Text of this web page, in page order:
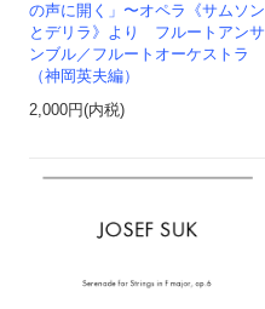
の声に開く」〜オペラ《サムソン
とデリラ》より フルートアンサ
ンブル／フルートオーケストラ
（神岡英夫編）
2,000円(内税)